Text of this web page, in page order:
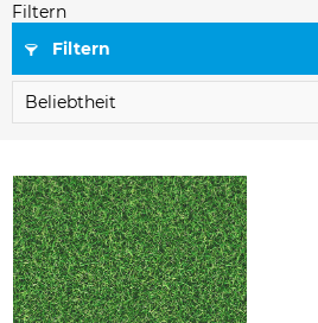
Filtern
Filtern